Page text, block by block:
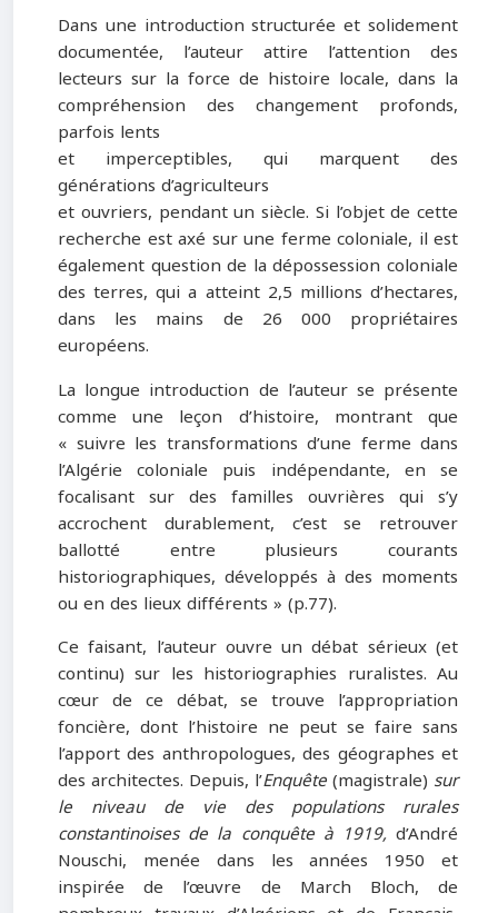
Dans une introduction structurée et solidement
documentée, l’auteur attire l’attention des
lecteurs sur la force de histoire locale, dans la
compréhension des changement profonds,
parfois lents
et imperceptibles, qui marquent des
générations d’agriculteurs
et ouvriers, pendant un siècle. Si l’objet de cette
recherche est axé sur une ferme coloniale, il est
également question de la dépossession coloniale
des terres, qui a atteint 2,5 millions d’hectares,
dans les mains de 26 000 propriétaires
européens.
La longue introduction de l’auteur se présente
comme une leçon d’histoire, montrant que
« suivre les transformations d’une ferme dans
l’Algérie coloniale puis indépendante, en se
focalisant sur des familles ouvrières qui s’y
accrochent durablement, c’est se retrouver
ballotté entre plusieurs courants
historiographiques, développés à des moments
ou en des lieux différents » (p.77).
Ce faisant, l’auteur ouvre un débat sérieux (et
continu) sur les historiographies ruralistes. Au
cœur de ce débat, se trouve l’appropriation
foncière, dont l’histoire ne peut se faire sans
l’apport des anthropologues, des géographes et
des architectes. Depuis, l’Enquête(magistrale) sur
le niveau de vie des populations rurales
constantinoises de la conquête à 1919,d’André
Nouschi, menée dans les années 1950 et
inspirée de l’œuvre de March Bloch, de